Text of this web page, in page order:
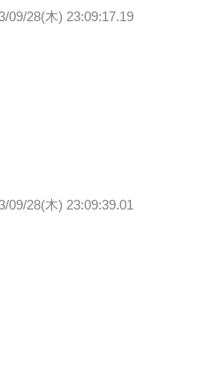
09/28(木) 23:09:17.19
09/28(木) 23:09:39.01